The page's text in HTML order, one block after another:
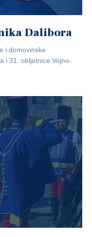
Dalibora
i domovinske
i 31. obljetnice Vojno-